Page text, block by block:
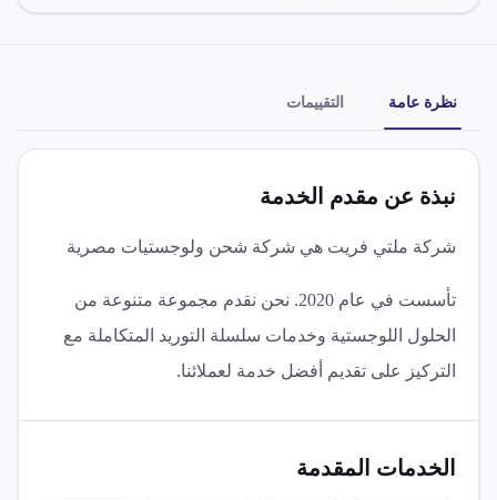
نظرة عامة التقييمات
نبذة عن مقدم الخدمة
شركة ملتي فريت هي شركة شحن ولوجستيات مصرية
تأسست في عام 2020. نحن نقدم مجموعة متنوعة من
الحلول اللوجستية وخدمات سلسلة التوريد المتكاملة مع
التركيز على تقديم أفضل خدمة لعملائنا.
الخدمات المقدمة